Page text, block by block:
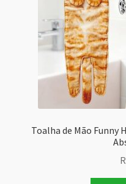
Toalha de Mão Funny